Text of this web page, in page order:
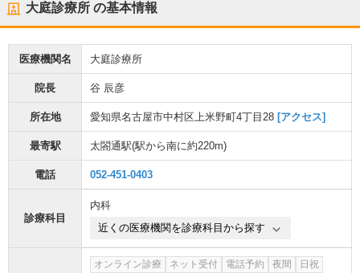
大庭診療所 の基本情報
医療機関名 大庭診療所
院長 谷 辰彦
所在地 愛知県名古屋市中村区上米野町4丁目28 [アクセス]
最寄駅 太閤通駅(駅から南に約220m)
電話 052-451-0403
診療科目
内科
近くの医療機関を診療科目から探す
オンライン診療 ネット受付 電話予約 夜間
日祝